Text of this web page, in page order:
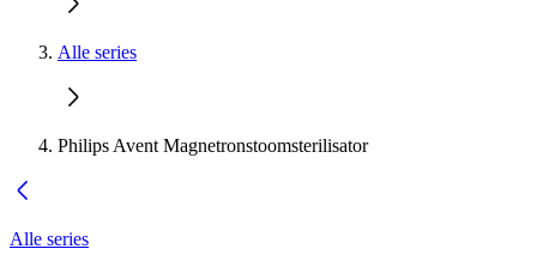
Alle series
Philips Avent Magnetronstoomsterilisator
Alle series